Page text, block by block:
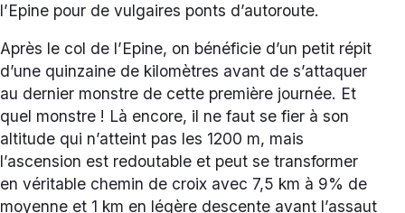
l’Epine pour de vulgaires ponts d’autoroute.
Après le col de l’Epine, on bénéficie d’un petit répit
d’une quinzaine de kilomètres avant de s’attaquer
au dernier monstre de cette première journée. Et
quel monstre ! Là encore, il ne faut se fier à son
altitude qui n’atteint pas les 1200 m, mais
l’ascension est redoutable et peut se transformer
en véritable chemin de croix avec 7,5 km à 9% de
moyenne et 1 km en légère descente avant l’assaut